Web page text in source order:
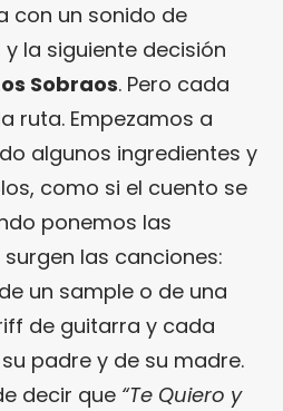
con un sonido de
la siguiente decisión
Sobraos. Pero cada
ruta. Empezamos a
algunos ingredientes y
como si el cuento se
ponemos las
las canciones:
un sample o de una
de guitarra y cada
padre y de su madre.
decir que “Te Quiero y